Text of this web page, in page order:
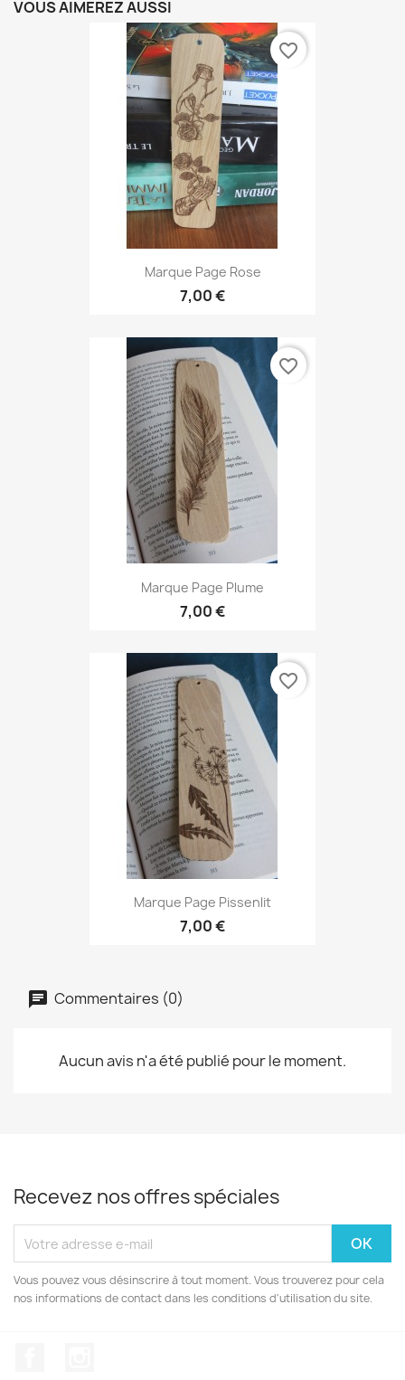
VOUS AIMEREZ AUSSI
Marque Page Rose
7,00 €
favorite_border
Marque Page Plume
7,00 €
favorite_border
Marque Page Pissenlit
7,00 €
favorite_border
Commentaires (0)
Aucun avis n'a été publié pour le moment.
Recevez nos offres spéciales
Vous pouvez vous désinscrire à tout moment. Vous trouverez pour cela
nos informations de contact dans les conditions d'utilisation du site.